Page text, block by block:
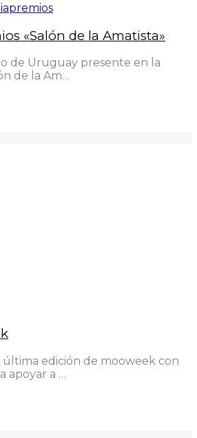
premios
«Salón de la Amatista»
de Uruguay presente en la
de la Am…
última edición de mooweek con
apoyar a …